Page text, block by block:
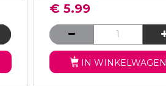
€ 5.99
IN WINKELWAGEN